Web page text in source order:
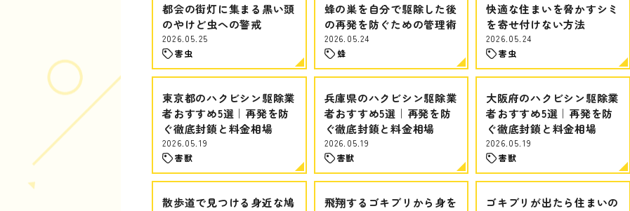
都会の街灯に集まる黒い頭
のやけど虫への警戒
2026.05.25
害虫
蜂の巣を自分で駆除した後
の再発を防ぐための管理術
2026.05.24
蜂
快適な住まいを脅かすシミ
を寄せ付けない方法
2026.05.24
害虫
東京都のハクビシン駆除業
者おすすめ5選｜再発を防
ぐ徹底封鎖と料金相場
2026.05.19
害獣
兵庫県のハクビシン駆除業
者おすすめ5選｜再発を防
ぐ徹底封鎖と料金相場
2026.05.19
害獣
大阪府のハクビシン駆除業
者おすすめ5選｜再発を防
ぐ徹底封鎖と料金相場
2026.05.19
害獣
散歩道で見つける身近な鳩
飛翔するゴキブリから身を
ゴキブリが出たら住まいの